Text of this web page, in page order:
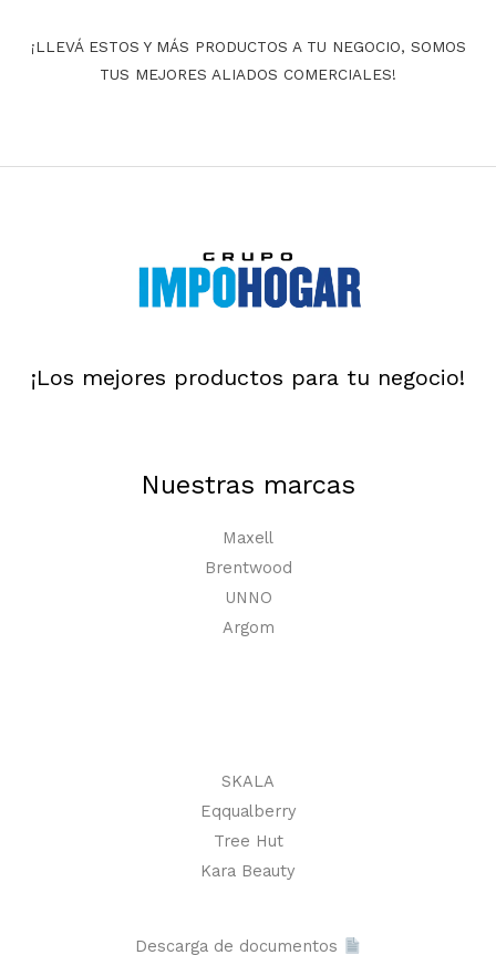
¡LLEVÁ ESTOS Y MÁS PRODUCTOS A TU NEGOCIO, SOMOS
TUS MEJORES ALIADOS COMERCIALES!
¡Los mejores productos para tu negocio!
Nuestras marcas
Maxell
Brentwood
UNNO
Argom
SKALA
Eqqualberry
Tree Hut
Kara Beauty
Descarga de documentos